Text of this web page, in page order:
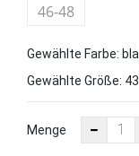
46-48
Gewählte Farbe:
Gewählte Größe:
Menge